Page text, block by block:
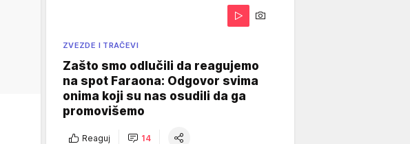
ZVEZDE I TRAČEVI
Zašto smo odlučili da reagujemo
na spot Faraona: Odgovor svima
onima koji su nas osudili da ga
promovišemo
Reaguj 14